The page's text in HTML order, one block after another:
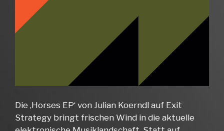
Die ‚Horses EP‘ von Julian Koerndl auf Exit
Strategy bringt frischen Wind in die aktuelle